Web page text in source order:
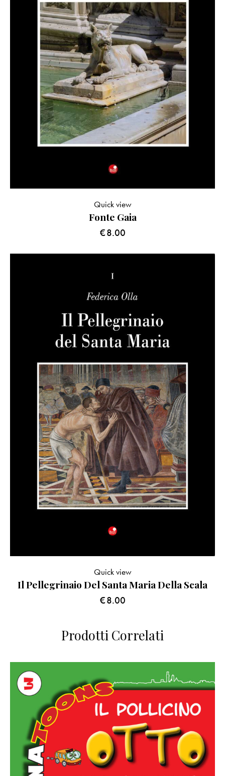
Fonte Gaia
€8.00
Quick view
Il Pellegrinaio Del Santa Maria Della Scala
€8.00
Quick view
Prodotti Correlati